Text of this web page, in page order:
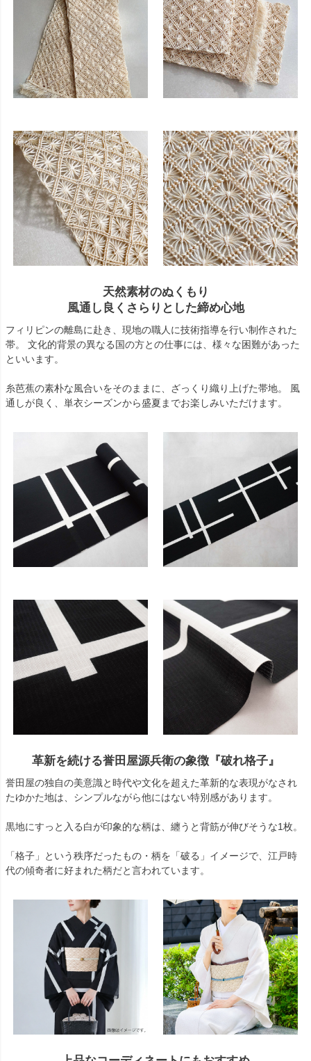
天然素材のぬくもり
風通し良くさらりとした締め心地
フィリピンの離島に赴き、現地の職人に技術指導を行い制作された
帯。 文化的背景の異なる国の方との仕事には、様々な困難があった
といいます。
糸芭蕉の素朴な風合いをそのままに、ざっくり織り上げた帯地。 風
通しが良く、単衣シーズンから盛夏までお楽しみいただけます。
革新を続ける誉田屋源兵衛の象徴『破れ格子』
誉田屋の独自の美意識と時代や文化を超えた革新的な表現がなされ
たゆかた地は、シンプルながら他にはない特別感があります。
黒地にすっと入る白が印象的な柄は、纏うと背筋が伸びそうな1枚。
「格子」という秩序だったもの・柄を「破る」イメージで、江戸時
代の傾奇者に好まれた柄だと言われています。